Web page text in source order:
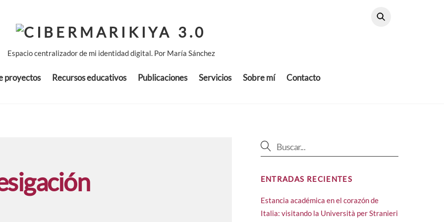
Espacio centralizador de mi identidad digital. Por María Sánchez
proyectos Recursos educativos Publicaciones Servicios Sobre mí Contacto
ENTRADAS RECIENTES
Estancia académica en el corazón de
Italia: visitando la Università per Stranieri